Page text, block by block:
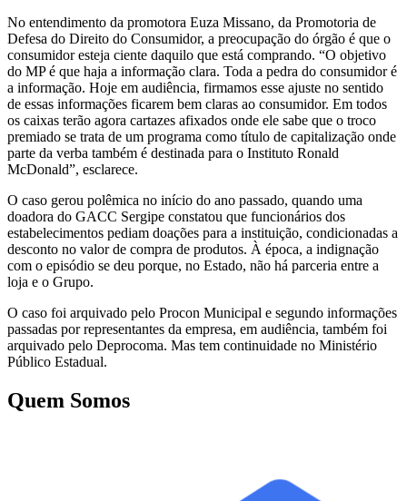
No entendimento da promotora Euza Missano, da Promotoria de
Defesa do Direito do Consumidor, a preocupação do órgão é que o
consumidor esteja ciente daquilo que está comprando. “O objetivo
do MP é que haja a informação clara. Toda a pedra do consumidor é
a informação. Hoje em audiência, firmamos esse ajuste no sentido
de essas informações ficarem bem claras ao consumidor. Em todos
os caixas terão agora cartazes afixados onde ele sabe que o troco
premiado se trata de um programa como título de capitalização onde
parte da verba também é destinada para o Instituto Ronald
McDonald”, esclarece.
O caso gerou polêmica no início do ano passado, quando uma
doadora do GACC Sergipe constatou que funcionários dos
estabelecimentos pediam doações para a instituição, condicionadas a
desconto no valor de compra de produtos. À época, a indignação
com o episódio se deu porque, no Estado, não há parceria entre a
loja e o Grupo.
O caso foi arquivado pelo Procon Municipal e segundo informações
passadas por representantes da empresa, em audiência, também foi
arquivado pelo Deprocoma. Mas tem continuidade no Ministério
Público Estadual.
Quem Somos